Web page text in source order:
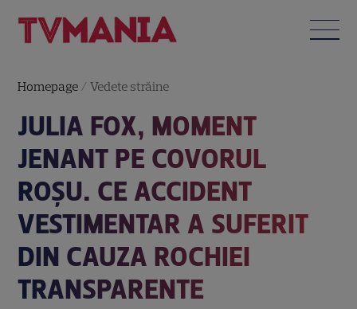
Homepage /Vedete străine
JULIA FOX, MOMENT
JENANT PE COVORUL
ROȘU. CE ACCIDENT
VESTIMENTAR A SUFERIT
DIN CAUZA ROCHIEI
TRANSPARENTE